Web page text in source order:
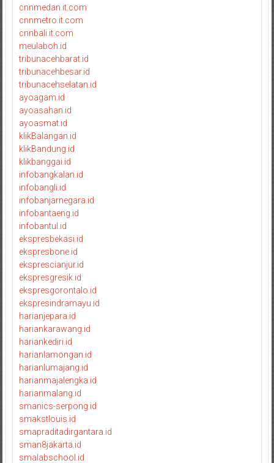
cnnmedan.it.com
cnnmetro.it.com
cnnbali.it.com
meulaboh.id
tribunacehbarat.id
tribunacehbesar.id
tribunacehselatan.id
ayoagam.id
ayoasahan.id
ayoasmat.id
klikBalangan.id
klikBandung.id
klikbanggai.id
infobangkalan.id
infobangli.id
infobanjarnegara.id
infobantaeng.id
infobantul.id
ekspresbekasi.id
ekspresbone.id
eksprescianjur.id
ekspresgresik.id
ekspresgorontalo.id
ekspresindramayu.id
harianjepara.id
hariankarawang.id
hariankediri.id
harianlamongan.id
harianlumajang.id
harianmajalengka.id
harianmalang.id
smanics-serpong.id
smakstlouis.id
smapraditadirgantara.id
sman8jakarta.id
smalabschool.id